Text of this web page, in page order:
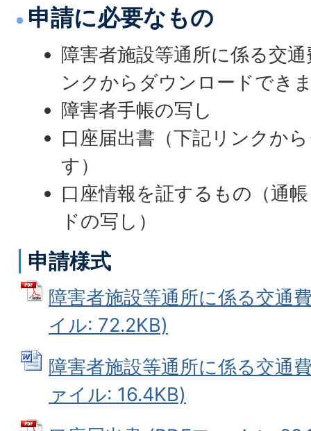
申請に必要なもの
障害者施設等通所に係る交
ンクからダウンロードでき
障害者手帳の写し
口座届出書（下記リンクか
す）
口座情報を証するもの（通
ドの写し）
申請様式
障害者施設等通所に係る交通
イル: 72.2KB)
障害者施設等通所に係る交通
ァイル: 16.4KB)